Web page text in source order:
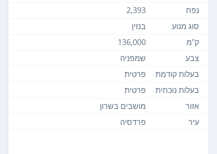
נפח
2,393
סוג מנוע
בנזין
ק"מ
136,000
צבע
שמפניה
בעלות קודמת
פרטית
בעלות נוכחית
פרטית
אזור
מושבים בשרון
עיר
פרדסיה